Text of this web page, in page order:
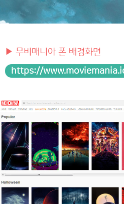
▶ 무비매니아 폰 배경화면
https://